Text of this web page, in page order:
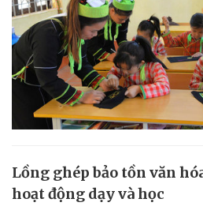
Lồng ghép bảo tồn văn
hoạt động dạy và học